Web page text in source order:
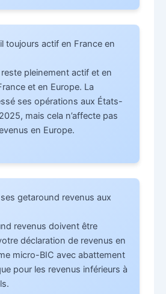
toujours actif en France en
pleinement actif et en
et en Europe. La
ses opérations aux États-
mais cela n’affecte pas
en Europe.
getaround revenus aux
revenus doivent être
déclaration de revenus en
micro-BIC avec abattement
pour les revenus inférieurs à